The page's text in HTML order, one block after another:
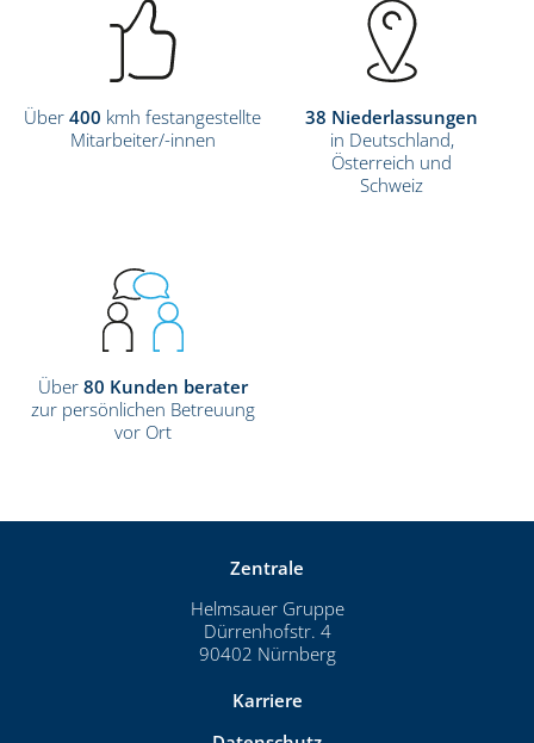
Über 400 kmh festangestellte
Mitarbeiter/-innen
38 Niederlassungen
in Deutschland,
Österreich und
Schweiz
Über 80 Kunden­ berater
zur persönlichen Betreuung
vor Ort
Zentrale
Helmsauer Gruppe
Dürrenhofstr. 4
90402 Nürnberg
Karriere